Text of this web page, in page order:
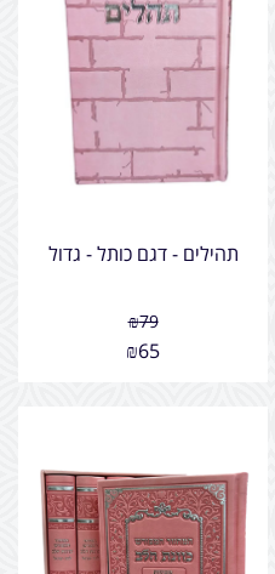
תהילים - דגם כותל - גדול
₪79
₪65